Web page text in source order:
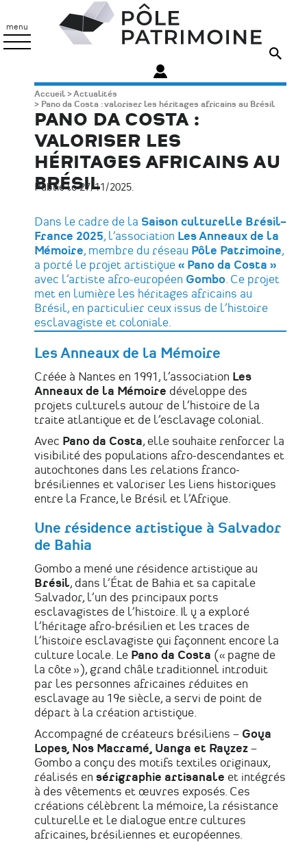
contenu
principal
menu
Patrimoine
Fil
d'Ariane
Accueil
Actualités
Pano da Costa : valoriser les héritages africains au Brésil
PANO DA COSTA :
VALORISER LES
HÉRITAGES AFRICAINS AU
BRÉSIL
Publié le 27/11/2025.
Dans le cadre de la Saison culturelle Brésil–
France 2025, l’association Les Anneaux de la
Mémoire, membre du réseau Pôle Patrimoine,
a porté le projet artistique « Pano da Costa »
avec l’artiste afro-européen Gombo. Ce projet
met en lumière les héritages africains au
Brésil, en particulier ceux issus de l’histoire
esclavagiste et coloniale.
Les Anneaux de la Mémoire
Créée à Nantes en 1991, l’association Les
Anneaux de la Mémoire développe des
projets culturels autour de l’histoire de la
traite atlantique et de l’esclavage colonial.
Avec Pano da Costa, elle souhaite renforcer la
visibilité des populations afro-descendantes et
autochtones dans les relations franco-
brésiliennes et valoriser les liens historiques
entre la France, le Brésil et l’Afrique.
Une résidence artistique à Salvador
de Bahia
Gombo a mené une résidence artistique au
Brésil, dans l’État de Bahia et sa capitale
Salvador, l’un des principaux ports
esclavagistes de l’histoire. Il y a exploré
l’héritage afro-brésilien et les traces de
l’histoire esclavagiste qui façonnent encore la
culture locale. Le Pano da Costa (« pagne de
la côte »), grand châle traditionnel introduit
par les personnes africaines réduites en
esclavage au 19e siècle, a servi de point de
départ à la création artistique.
Accompagné de créateurs brésiliens – Goya
Lopes, Nos Macramé, Uanga et Rayzez –
Gombo a conçu des motifs textiles originaux,
réalisés en sérigraphie artisanale et intégrés
à des vêtements et œuvres exposés. Ces
créations célèbrent la mémoire, la résistance
culturelle et le dialogue entre cultures
africaines, brésiliennes et européennes.